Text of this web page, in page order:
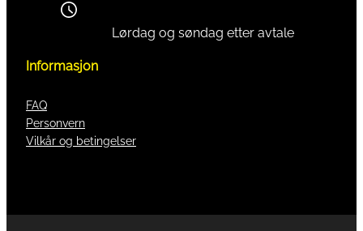
Lørdag og søndag etter avtale
Informasjon
FAQ
Personvern
Vilkår og betingelser